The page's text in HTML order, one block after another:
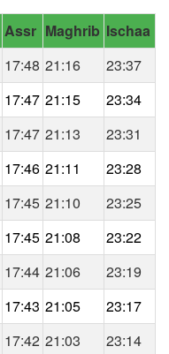
Assr Maghrib Ischaa
17:48 21:16
23:37
17:47 21:15
23:34
17:47 21:13
23:31
17:46 21:11
23:28
17:45 21:10
23:25
17:45 21:08
23:22
17:44 21:06
23:19
17:43 21:05
23:17
17:42 21:03
23:14